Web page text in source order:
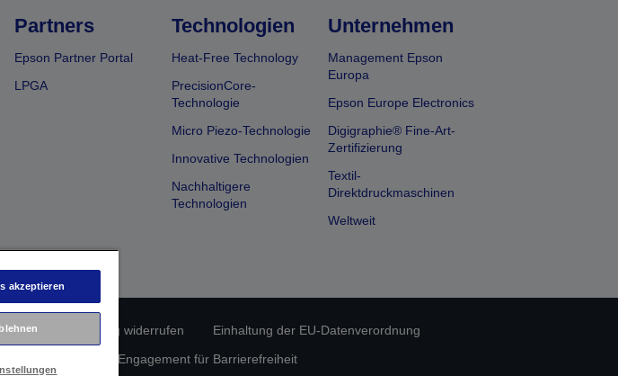
Partners
Epson Partner Portal
LPGA
Technologien
Heat-Free Technology
PrecisionCore-
Technologie
Micro Piezo-Technologie
Innovative Technologien
Nachhaltigere
Technologien
Unternehmen
Management Epson
Europa
Epson Europe Electronics
Digigraphie® Fine-Art-
Zertifizierung
Textil-
Direktdruckmaschinen
Weltweit
Vertrag widerrufen
Einhaltung der EU-Datenverordnung
Epson Engagement für Barrierefreiheit
akzeptieren